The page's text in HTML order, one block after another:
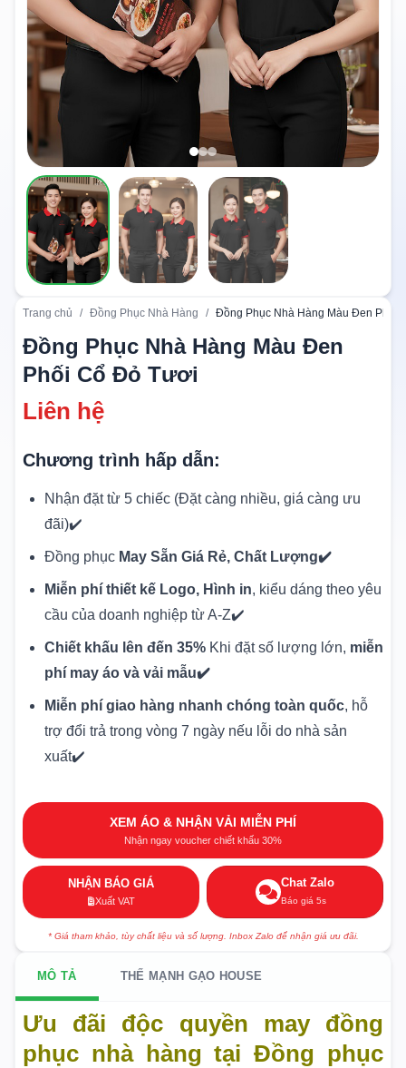
Trang chủ / Đồng Phục Nhà Hàng / Đồng Phục Nhà Hàng Màu Đen Phối
Đồng Phục Nhà Hàng Màu Đen
Phối Cổ Đỏ Tươi
Liên hệ
Chương trình hấp dẫn:
Nhận đặt từ 5 chiếc (Đặt càng nhiều, giá càng ưu
đãi)✔️
Đồng phục May Sẵn Giá Rẻ, Chất Lượng✔️
Miễn phí thiết kế Logo, Hình in, kiểu dáng theo yêu
cầu của doanh nghiệp từ A-Z✔️
Chiết khấu lên đến 35% Khi đặt số lượng lớn, miễn
phí may áo và vải mẫu✔️
Miễn phí giao hàng nhanh chóng toàn quốc, hỗ
trợ đổi trả trong vòng 7 ngày nếu lỗi do nhà sản
xuất✔️
XEM ÁO & NHẬN VẢI MIỄN PHÍ
Nhận ngay voucher chiết khấu 30%
NHẬN BÁO GIÁ
Xuất VAT
Chat Zalo
Báo giá 5s
* Giá tham khảo, tùy chất liệu và số lượng. Inbox Zalo để nhận giá ưu đãi.
MÔ TẢ THẾ MẠNH GẠO HOUSE
Ưu đãi độc quyền may đồng
phục nhà hàng tại Đồng phục